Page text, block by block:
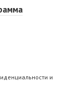
и